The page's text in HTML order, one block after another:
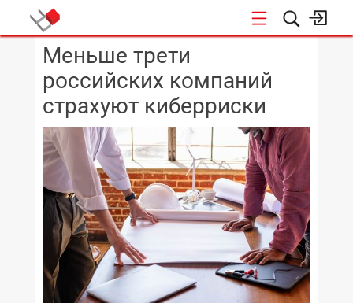
КОНФЕРЕНЦИИ
Меньше трети
российских компаний
страхуют киберриски